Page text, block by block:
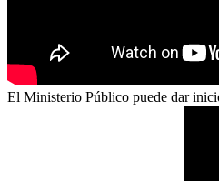
El Ministerio Público puede dar